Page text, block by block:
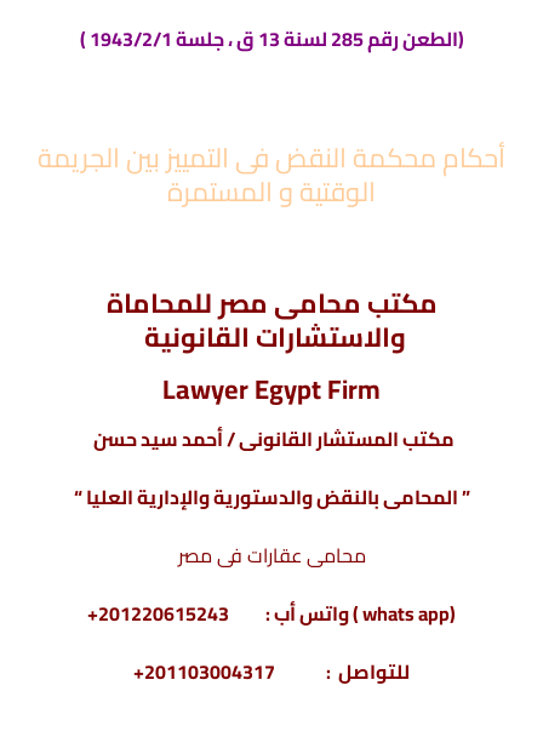
(الطعن رقم 285 لسنة 13 ق ، جلسة 1943/2/1 )
أحكام محكمة النقض فى التمييز بين الجريمة
الوقتية و المستمرة
مكتب محامى مصر للمحاماة
والاستشارات القانونية
Lawyer Egypt Firm
مكتب المستشار القانونى / أحمد سيد حسن
” المحامى بالنقض والدستورية والإدارية العليا “
محامى عقارات فى مصر
(whats app ) واتس أب : 201220615243+
للتواصل : 201103004317+